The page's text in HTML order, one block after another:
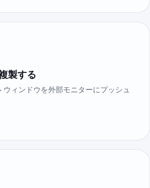
製する
ウィンドウを外部モニターにプッシュ